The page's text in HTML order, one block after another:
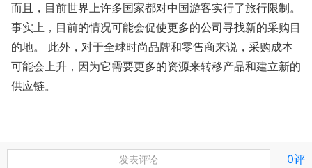
而且，目前世界上许多国家都对中国游客实行了旅行限制。
事实上，目前的情况可能会促使更多的公司寻找新的采购目
的地。 此外，对于全球时尚品牌和零售商来说，采购成本
可能会上升，因为它需要更多的资源来转移产品和建立新的
供应链。
发表评论 0评